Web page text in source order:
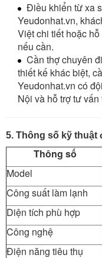
Điều khiển từ xa
Yeudonhat.vn,
Việt chi tiết hoặc
nếu cần.
Cần thợ chuyên
thiết kế khác biệt,
Yeudonhat.vn có
Nội và hỗ trợ tư vấn
5. Thông số kỹ thuật
Thông số
Model
Công suất làm lạnh
Diện tích phù hợp
Công nghệ
Điện năng tiêu thụ